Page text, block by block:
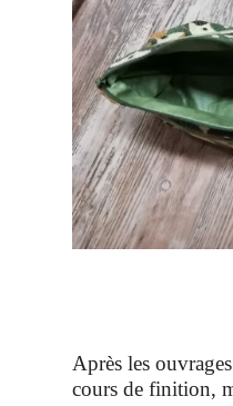
Après les
cours de finition,